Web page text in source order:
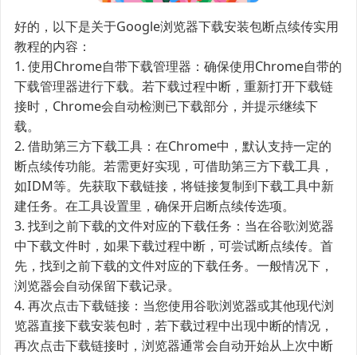
好的，以下是关于Google浏览器下载安装包断点续传实用
教程的内容：
1. 使用Chrome自带下载管理器：确保使用Chrome自带的
下载管理器进行下载。若下载过程中断，重新打开下载链
接时，Chrome会自动检测已下载部分，并提示继续下
载。
2. 借助第三方下载工具：在Chrome中，默认支持一定的
断点续传功能。若需更好实现，可借助第三方下载工具，
如IDM等。先获取下载链接，将链接复制到下载工具中新
建任务。在工具设置里，确保开启断点续传选项。
3. 找到之前下载的文件对应的下载任务：当在谷歌浏览器
中下载文件时，如果下载过程中断，可尝试断点续传。首
先，找到之前下载的文件对应的下载任务。一般情况下，
浏览器会自动保留下载记录。
4. 再次点击下载链接：当您使用谷歌浏览器或其他现代浏
览器直接下载安装包时，若下载过程中出现中断的情况，
再次点击下载链接时，浏览器通常会自动开始从上次中断